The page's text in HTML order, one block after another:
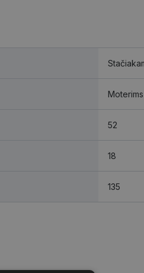
Moterims
52
18
135